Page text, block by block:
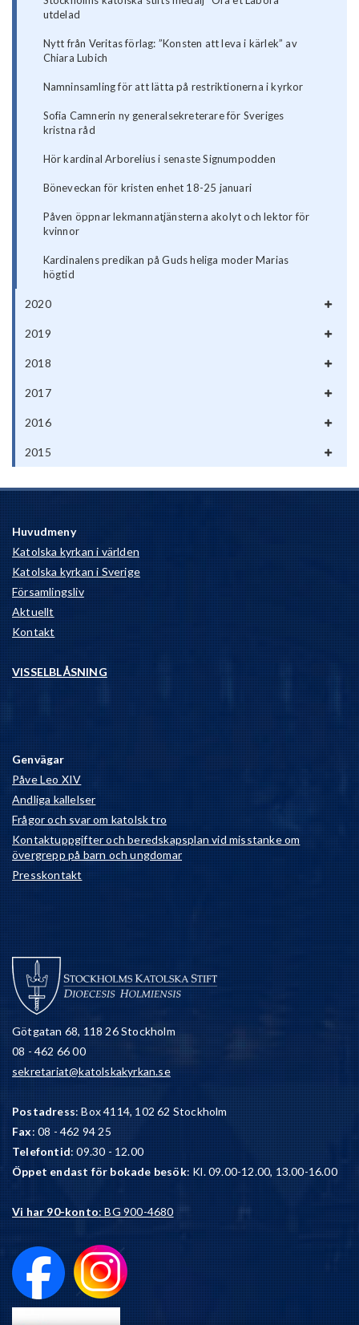
utdelad
Nytt från Veritas förlag: ”Konsten att leva i kärlek” av
Chiara Lubich
Namninsamling för att lätta på restriktionerna i kyrkor
Sofia Camnerin ny generalsekreterare för Sveriges
kristna råd
Hör kardinal Arborelius i senaste Signumpodden
Böneveckan för kristen enhet 18-25 januari
Påven öppnar lekmannatjänsterna akolyt och lektor för
kvinnor
Kardinalens predikan på Guds heliga moder Marias
högtid
2020
2019
2018
2017
2016
2015
Huvudmeny
Katolska kyrkan i världen
Katolska kyrkan i Sverige
Församlingsliv
Aktuellt
Kontakt
VISSELBLÅSNING
Genvägar
Påve Leo XIV
Andliga kallelser
Frågor och svar om katolsk tro
Kontaktuppgifter och beredskapsplan vid misstanke om
övergrepp på barn och ungdomar
Presskontakt
Götgatan 68, 118 26 Stockholm
08 - 462 66 00
sekretariat@katolskakyrkan.se
Postadress: Box 4114, 102 62 Stockholm
Fax: 08 - 462 94 25
Telefontid: 09.30 - 12.00
Öppet endast för bokade besök: Kl. 09.00-12.00, 13.00-16.00
Vi har 90-konto: BG 900-4680